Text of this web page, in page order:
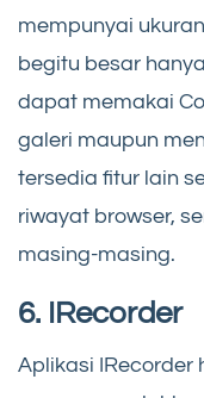
mempunyai
begitu besar
dapat memakai
galeri maupun
tersedia fitur lain
riwayat browser,
masing-masing.
6. IRecorder
Aplikasi